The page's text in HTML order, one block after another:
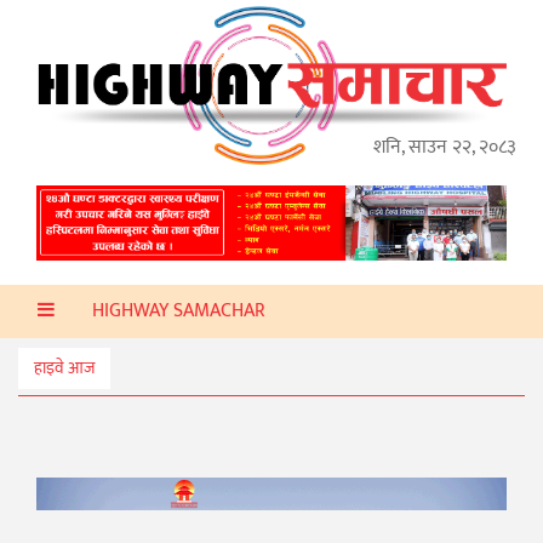
शनि, साउन २२, २०८३
गृहपृष्ठ
ताजा
समाचार
प्रदेश
प्रविधि
स्वास्थ्य
मनोरञ्जन
HIGHWAY SAMACHAR
हाइवे आज